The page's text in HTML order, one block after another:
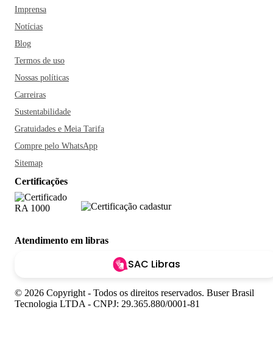
Imprensa
Notícias
Blog
Termos de uso
Nossas políticas
Carreiras
Sustentabilidade
Gratuidades e Meia Tarifa
Compre pelo WhatsApp
Sitemap
Certificações
Atendimento em libras
SAC Libras
© 2026 Copyright - Todos os direitos reservados. Buser Brasil
Tecnologia LTDA - CNPJ: 29.365.880/0001-81